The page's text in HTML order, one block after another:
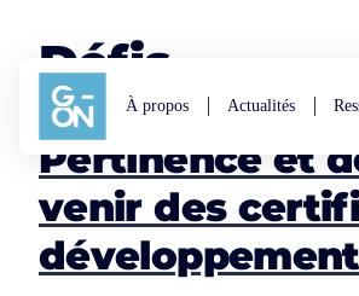
À propos Actualités
Défis
Pertinence et
venir des